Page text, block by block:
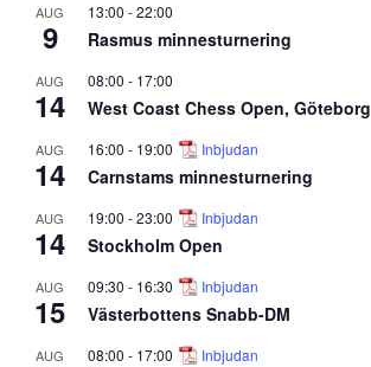
AUG
9
13:00 -22:00
Rasmus minnesturnering
AUG
14
08:00 - 17:00
West Coast Chess Open, Göteborg
AUG
14
16:00 - 19:00 Inbjudan
Carnstams minnesturnering
AUG
14
19:00 -23:00 Inbjudan
Stockholm Open
AUG
15
09:30 - 16:30 Inbjudan
Västerbottens Snabb-DM
AUG 08:00 - 17:00 Inbjudan